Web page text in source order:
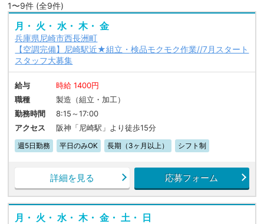
1〜9件 (全9件)
月・ 火・ 水・ 木・ 金
兵庫県尼崎市西長洲町
【空調完備】尼崎駅近★組立・検品モクモク作業//7月スタート
スタッフ大募集
給与
時給 1400円
職種
製造（組立・加工）
勤務時間
8:15～17:00
アクセス
阪神「尼崎駅」より徒歩15分
週5日勤務 平日のみOK 長期（3ヶ月以上） シフト制
詳細を見る 応募フォーム
月・ 火・ 水・ 木・ 金・ 土・ 日